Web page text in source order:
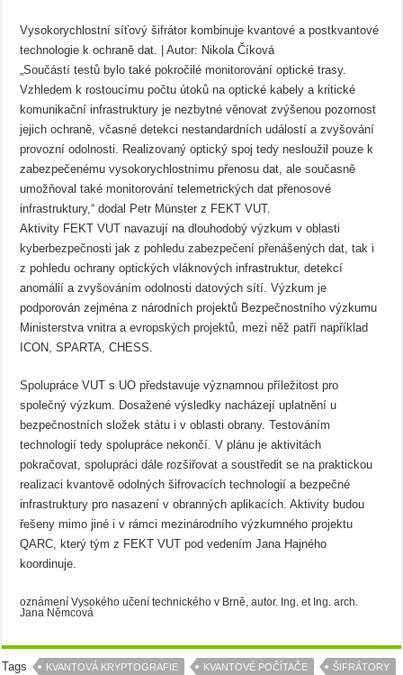
Vysokorychlostní síťový šifrátor kombinuje kvantové a postkvantové
technologie k ochraně dat. | Autor: Nikola Číková
„Součástí testů bylo také pokročilé monitorování optické trasy.
Vzhledem k rostoucímu počtu útoků na optické kabely a kritické
komunikační infrastruktury je nezbytné věnovat zvýšenou pozornost
jejich ochraně, včasné detekci nestandardních událostí a zvyšování
provozní odolnosti. Realizovaný optický spoj tedy nesloužil pouze k
zabezpečenému vysokorychlostnímu přenosu dat, ale současně
umožňoval také monitorování telemetrických dat přenosové
infrastruktury,“ dodal Petr Münster z FEKT VUT.
Aktivity FEKT VUT navazují na dlouhodobý výzkum v oblasti
kyberbezpečnosti jak z pohledu zabezpečení přenášených dat, tak i
z pohledu ochrany optických vláknových infrastruktur, detekcí
anomálií a zvyšováním odolnosti datových sítí. Výzkum je
podporován zejména z národních projektů Bezpečnostního výzkumu
Ministerstva vnitra a evropských projektů, mezi něž patří například
ICON, SPARTA, CHESS.
Spolupráce VUT s UO představuje významnou příležitost pro
společný výzkum. Dosažené výsledky nacházejí uplatnění u
bezpečnostních složek státu i v oblasti obrany. Testováním
technologií tedy spolupráce nekončí. V plánu je aktivitách
pokračovat, spolupráci dále rozšiřovat a soustředit se na praktickou
realizaci kvantově odolných šifrovacích technologií a bezpečné
infrastruktury pro nasazení v obranných aplikacích. Aktivity budou
řešeny mimo jiné i v rámci mezinárodního výzkumného projektu
QARC, který tým z FEKT VUT pod vedením Jana Hajného
koordinuje.
oznámení Vysokého učení technického v Brně, autor. Ing. et Ing. arch.
Jana Němcová
Tags KVANTOVÁ KRYPTOGRAFIE KVANTOVÉ POČÍTAČE
ŠIFRÁTORY